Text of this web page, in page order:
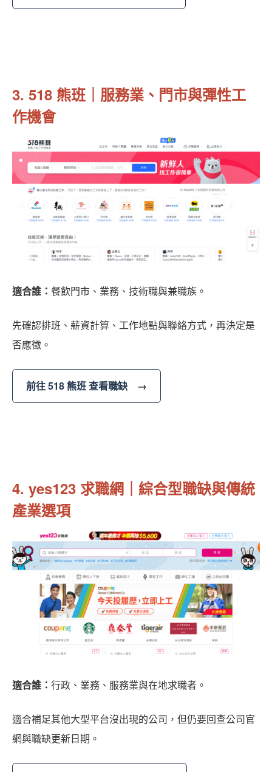
3. 518 熊班｜服務業、門市與彈性工
作機會
適合誰： 餐飲門市、業務、技術職與兼職族。
先確認排班、薪資計算、工作地點與聯絡方式，再決定是
否應徵。
前往 518 熊班 查看職缺 →
4. yes123 求職網｜綜合型職缺與傳統
產業選項
適合誰： 行政、業務、服務業與在地求職者。
適合補足其他大型平台沒出現的公司，但仍要回查公司官
網與職缺更新日期。